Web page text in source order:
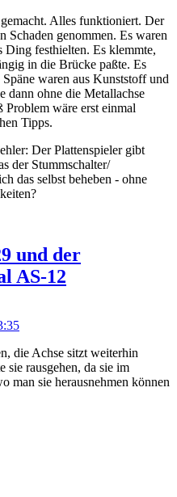
Alles funktioniert. Der
Schaden genommen. Es waren
Ding festhielten. Es klemmte,
in die Brücke paßte. Es
waren aus Kunststoff und
dann ohne die Metallachse
Problem wäre erst einmal
Tipps.
Der Plattenspieler gibt
der Stummschalter/
das selbst beheben - ohne
und der
AS-12
die Achse sitzt weiterhin
sie rausgehen, da sie im
man sie herausnehmen können